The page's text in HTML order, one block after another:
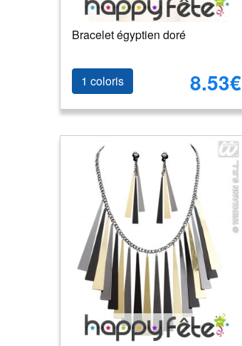
Bracelet égyptien doré
1 coloris 8.53€